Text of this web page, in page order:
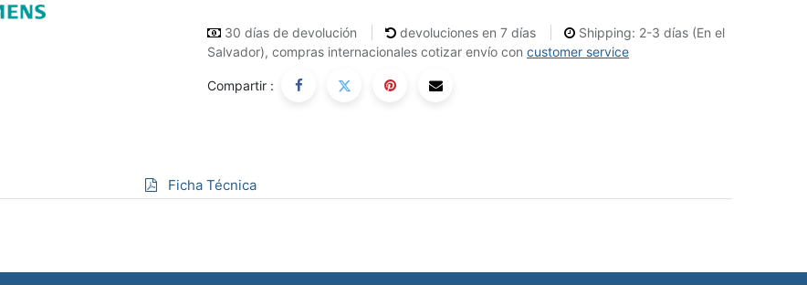
30 días de devolución devoluciones en 7 días
Shipping: 2-3 días (En el
Salvador), compras internacionales cotizar envío con customer service
Compartir :
Ficha Técnica